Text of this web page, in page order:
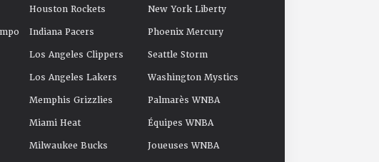
Houston Rockets
Indiana Pacers
Los Angeles Clippers
Los Angeles Lakers
Memphis Grizzlies
Miami Heat
Milwaukee Bucks
New York Liberty
Phoenix Mercury
Seattle Storm
Washington Mystics
Palmarès WNBA
Équipes WNBA
Joueuses WNBA